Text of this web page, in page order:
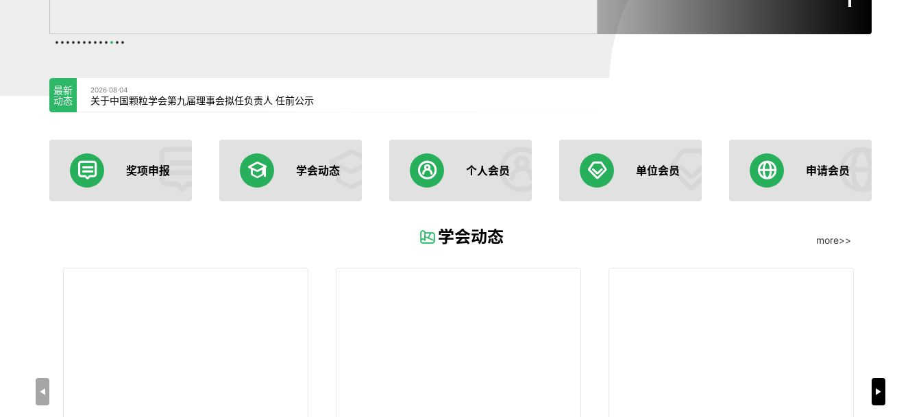
关于召开中国科协第28届年会纳米
毒理化学与纳米生物技术专题论坛的
最新
动态
2026·08·04
关于中国颗粒学会第九届理事会拟任负责人 任前公示
奖项申报 学会动态 个人会员 单位会员 申请会员
学会动态 more>>